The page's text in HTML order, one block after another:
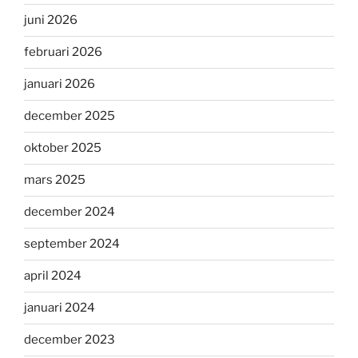
juni 2026
februari 2026
januari 2026
december 2025
oktober 2025
mars 2025
december 2024
september 2024
april 2024
januari 2024
december 2023